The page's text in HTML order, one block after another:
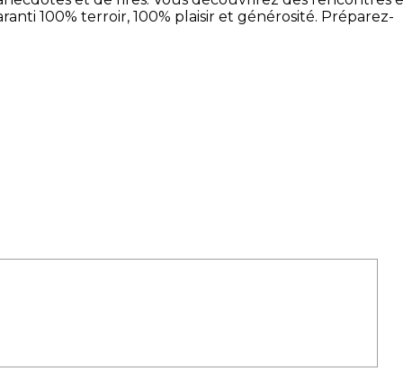
100% terroir, 100% plaisir et générosité. Préparez-